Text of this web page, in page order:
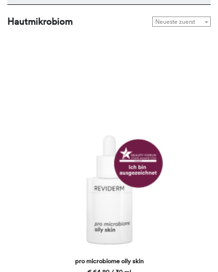
Erfolg versprechenden Ansätze Probiotika, Präbiotika und
Kommunikations-Hacker – und das, ebenfalls eine
Premiere, in drei indikationsbezogen komponierten,
Hautmikrobiom
pro microbiome oily skin